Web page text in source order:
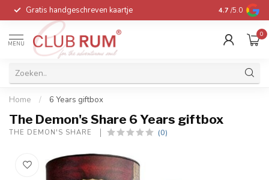
Gratis handgeschreven kaartje Voor 16:00
4.7 /5.0
MENU
0
Home / 6 Years giftbox
The Demon's Share 6 Years giftbox
THE DEMON'S SHARE (0)